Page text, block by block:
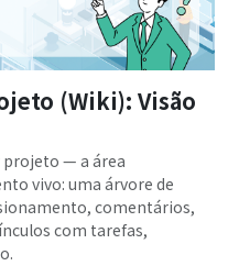
(Wiki): Visão
projeto — a área
vivo: uma árvore de
comentários,
com tarefas,